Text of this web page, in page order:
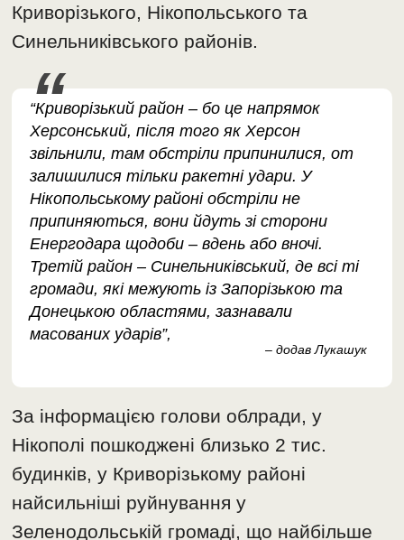
Криворізького, Нікопольського та
Синельниківського районів.
“Криворізький район – бо це напрямок
Херсонський, після того як Херсон
звільнили, там обстріли припинилися, от
залишилися тільки ракетні удари. У
Нікопольському районі обстріли не
припиняються, вони йдуть зі сторони
Енергодара щодоби – вдень або вночі.
Третій район – Синельниківський, де всі ті
громади, які межують із Запорізькою та
Донецькою областями, зазнавали
масованих ударів”,
– додав Лукашук
За інформацією голови облради, у
Нікополі пошкоджені близько 2 тис.
будинків, у Криворізькому районі
найсильніші руйнування у
Зеленодольській громаді, що найбільше